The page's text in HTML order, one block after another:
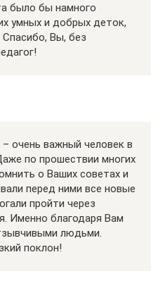
было бы намного
умных и добрых деток,
Спасибо, Вы, без
очень важный человек в
по прошествии многих
о Ваших советах и
перед ними все новые
пройти через
Именно благодаря Вам
людьми.
поклон!